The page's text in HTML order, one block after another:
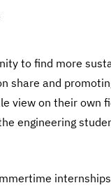
to find more
share and
view on their own
engineering